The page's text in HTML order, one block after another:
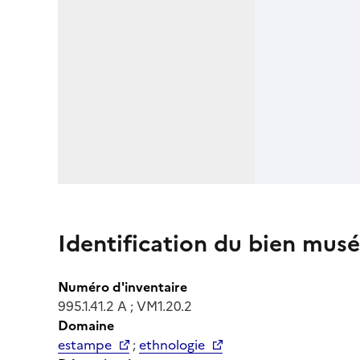
Identification du bien
Numéro d'inventaire
995.1.41.2 A ; VM1.20.2
Domaine
estampe
;ethnologie